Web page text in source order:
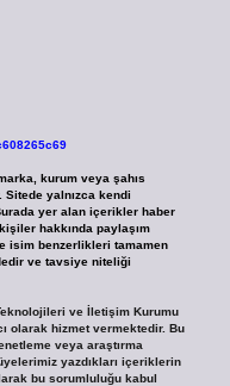
kurum veya şahıs
Sitede yalnızca kendi
yer alan içerikler haber
hakkında paylaşım
isim benzerlikleri tamamen
ve tavsiye niteliği
ve İletişim Kurumu
olarak hizmet vermektedir. Bu
veya araştırma
yazdıkları içeriklerin
bu sorumluluğu kabul